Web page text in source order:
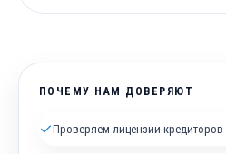
ПОЧЕМУ НАМ ДОВЕРЯЮТ
✓Проверяем лицензии кредиторов